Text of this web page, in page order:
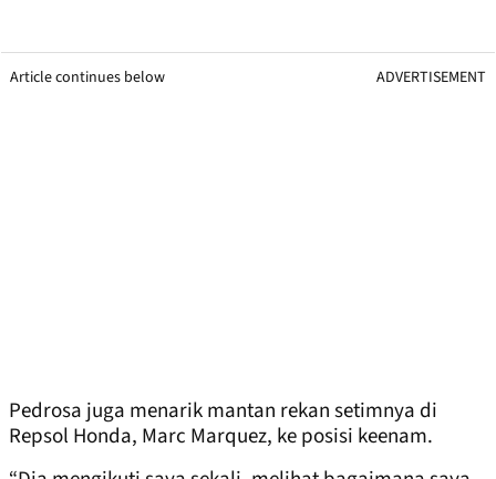
Article continues below ADVERTISEMENT
Pedrosa juga menarik mantan rekan setimnya di
Repsol Honda, Marc Marquez, ke posisi keenam.